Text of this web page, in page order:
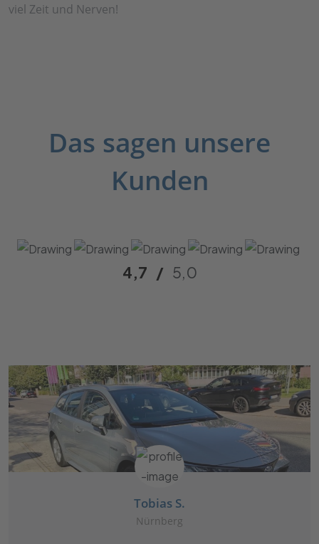
viel Zeit und Nerven!
Das sagen unsere
Kunden
4,7 / 5,0
Tobias S.
Nürnberg